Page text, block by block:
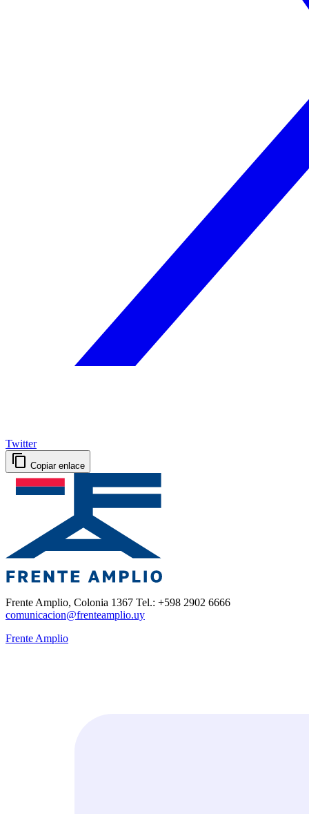
Twitter
Copiar enlace
Frente Amplio, Colonia 1367 Tel.: +598 2902 6666
comunicacion@frenteamplio.uy
Frente Amplio